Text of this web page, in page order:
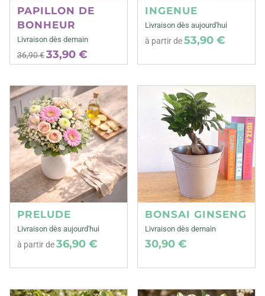
PAPILLON DE
BONHEUR
Livraison dès demain
36,90 €33,90 €
INGENUE
Livraison dès aujourd'hui
à partir de53,90 €
PRELUDE
Livraison dès aujourd'hui
à partir de36,90 €
BONSAI GINSENG
Livraison dès demain
30,90 €